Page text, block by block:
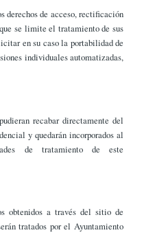
derechos de acceso, rectificación
se limite el tratamiento de sus
en su caso la portabilidad de
individuales automatizadas,
recabar directamente del
y quedarán incorporados al
de tratamiento de este
obtenidos a través del sitio de
tratados por el Ayuntamiento